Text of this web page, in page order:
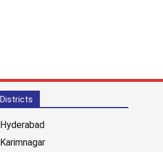
Districts
Hyderabad
Karimnagar